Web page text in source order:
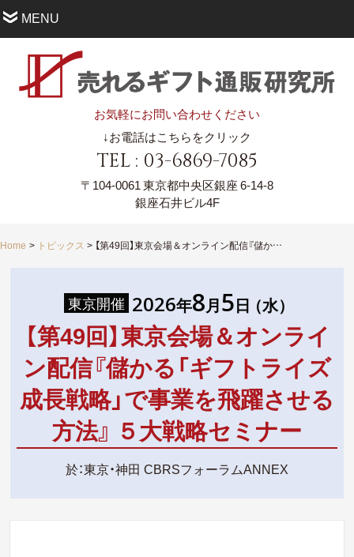
MENU
お気軽にお問い合わせください
↓お電話はこちらをクリック
TEL : 03-6869-7085
〒104-0061東京都中央区銀座 6-14-8
銀座石井ビル4F
Home トピックス 【第49回】東京会場＆オンライン配信『儲かる「ギフトライズ成長戦略」で事業を飛躍させる方法』 ５大戦略セミナー
東京開催 2026年8月5日（水）
【第49回】東京会場＆オンライ
ン配信『儲かる「ギフトライズ
成長戦略」で事業を飛躍させる
方法』 ５大戦略セミナー
於：東京・神田 CBRSフォーラムANNEX